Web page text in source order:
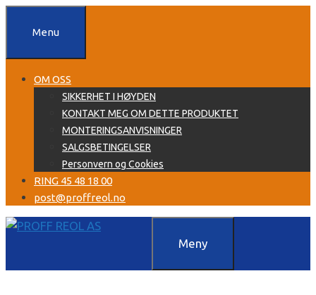
Menu
OM OSS
SIKKERHET I HØYDEN
KONTAKT MEG OM DETTE PRODUKTET
MONTERINGSANVISNINGER
SALGSBETINGELSER
Personvern og Cookies
RING 45 48 18 00
post@proffreol.no
Meny